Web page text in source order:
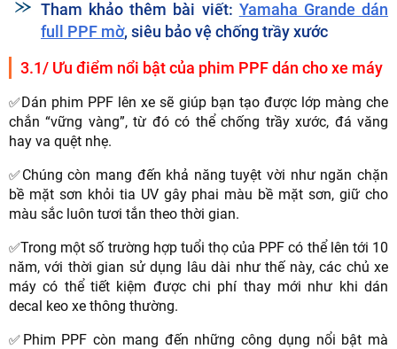
Tham khảo thêm bài viết: Yamaha Grande dán
full PPF mờ, siêu bảo vệ chống trầy xước
3.1/ Ưu điểm nổi bật của phim PPF dán cho xe máy
✅Dán phim PPF lên xe sẽ giúp bạn tạo được lớp màng che
chắn “vững vàng”, từ đó có thể chống trầy xước, đá văng
hay va quệt nhẹ.
✅Chúng còn mang đến khả năng tuyệt vời như ngăn chặn
bề mặt sơn khỏi tia UV gây phai màu bề mặt sơn, giữ cho
màu sắc luôn tươi tắn theo thời gian.
✅Trong một số trường hợp tuổi thọ của PPF có thể lên tới 10
năm, với thời gian sử dụng lâu dài như thế này, các chủ xe
máy có thể tiết kiệm được chi phí thay mới như khi dán
decal keo xe thông thường.
✅ Phim PPF còn mang đến những công dụng nổi bật mà